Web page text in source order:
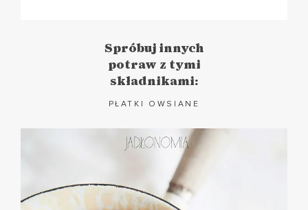
Spróbuj innych
potraw z tymi
składnikami:
PŁATKI OWSIANE